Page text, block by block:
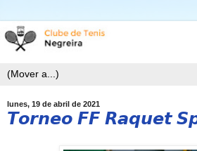
lunes, 19 de abril de 2021
𝙏𝙤𝙧𝙣𝙚𝙤 𝙁𝙁 𝙍𝙖𝙦𝙪𝙚𝙩